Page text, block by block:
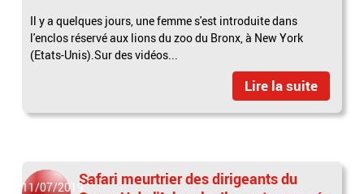
Il y a quelques jours, une femme s'est introduite dans
l'enclos réservé aux lions du zoo du Bronx, à New York
(Etats-Unis).Sur des vidéos...
Lire la suite
11/07/2019Safari meurtrier des dirigeants du